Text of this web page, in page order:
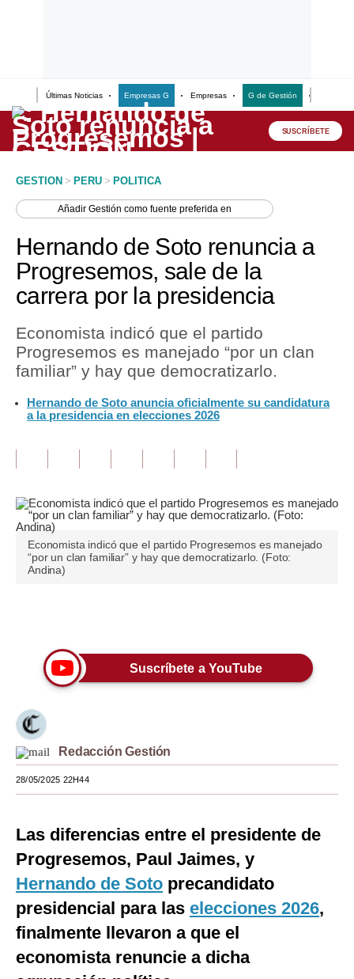
Últimas Noticias Empresas G Empresas G de Gestión
Lo último
Peru Quiosco
Economía
Mercados
Política
Finanzas Personales
Inmobiliarias
Opinión
Editorial
Pregunta de hoy
Lujo
Moda
Estilos
Mundo
EEUU
México
España
Tecnología
SUSCRÍBETE
GESTION > PERU > POLITICA
AñadirGestión como fuente preferida en
Hernando de Soto renuncia a
Progresemos, sale de la
carrera por la presidencia
Economista indicó que el partido
Progresemos es manejado “por un clan
familiar” y hay que democratizarlo.
Hernando de Soto anuncia oficialmente su candidatura
a la presidencia en elecciones 2026
Economista indicó que el partido Progresemos es manejado
“por un clan familiar” y hay que democratizarlo. (Foto:
Andina)
Suscríbete a YouTube
Redacción Gestión
28/05/2025 22H44
Las diferencias entre el presidente de
Progresemos, Paul Jaimes, y
Hernando de Soto precandidato
presidencial para las elecciones 2026,
finalmente llevaron a que el
economista renuncie a dicha